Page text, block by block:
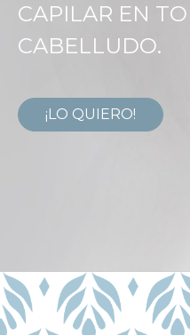
CAPILAR EN
CABELLUDO.
¡LO QUIERO!